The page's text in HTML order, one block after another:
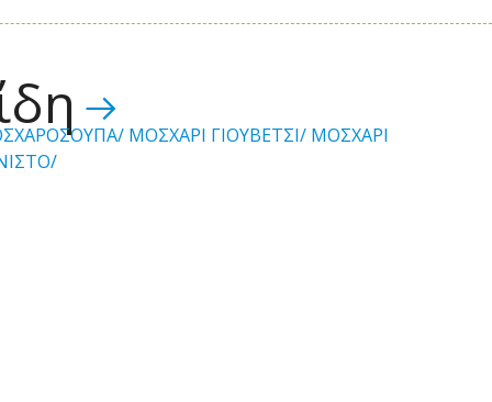
ΜΟΣΧΑΡΙ ΓΙΟΥΒΕΤΣΙ/ ΜΟΣΧΑΡΙ